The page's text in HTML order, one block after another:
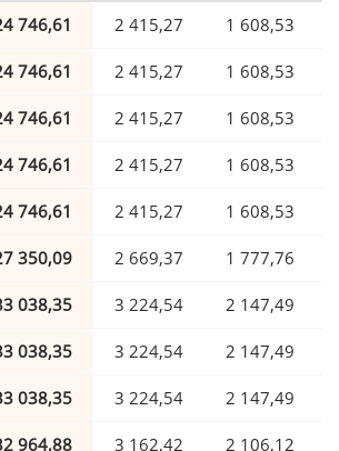
746,61 2 415,27 1 608,53
746,61 2 415,27 1 608,53
746,61 2 415,27 1 608,53
746,61 2 415,27 1 608,53
746,61 2 415,27 1 608,53
350,09 2 669,37 1 777,76
038,35 3 224,54 2 147,49
038,35 3 224,54 2 147,49
038,35 3 224,54 2 147,49
964,88 3 162,42 2 106,12